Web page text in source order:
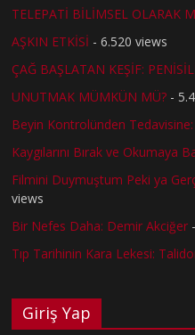
TELEPATİ BİLİMSEL OLARAK
AŞKIN ETKİSİ - 6.520 views
ÇAĞ BAŞLATAN KEŞİF:
UNUTMAK MÜMKÜN MÜ? -
Beyin Kontrolünden
Kaygılarını Bırak ve Okumaya
Filmini Duymuştum Peki ya
views
Bir Nefes Daha: Demir Akciğer
Tıp Tarihinin Kara Lekesi:
Giriş Yap